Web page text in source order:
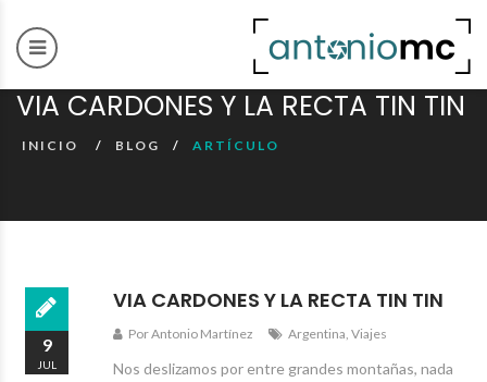
VIA CARDONES Y LA RECTA TIN TIN
INICIO BLOG ARTÍCULO
VIA CARDONES Y LA RECTA TIN TIN
Por Antonio Martínez Argentina, Viajes
Nos deslizamos por entre grandes montañas, nada
9
JUL